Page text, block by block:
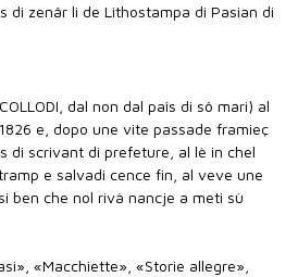
di zenâr li de Lithostampa di Pasian di
dal non dal paîs di sô mari) al
e, dopo une vite passade framieç
di scrivant di prefeture, al lè in chel
e salvadi cence fin, al veve une
ben che nol rivà nancje a meti sù
«Macchiette», «Storie allegre»,